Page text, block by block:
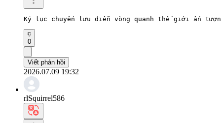
Kỷ lục chuyến lưu diễn vòng quanh thế giới ấn
0
Viết phản hồi
2026.07.09 19:32
rlSquirrel586